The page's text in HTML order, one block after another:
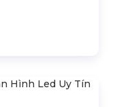
Hình Led Uy Tín